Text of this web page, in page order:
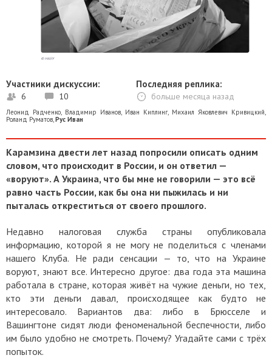
Участники дискуссии:
6 10
Последняя реплика:
больше месяца назад
Леонид Радченко Владимир Иванов Иван Киплинг, Михаил Яковлевич Кривицкий
Роланд Руматов Рус Иван
Карамзина двести лет назад попросили описать одним
словом, что происходит в России, и он ответил —
«воруют». А Украина, что бы мне не говорили — это всё
равно часть России, как бы она ни пыжилась и ни
пыталась откреститься от своего прошлого.
Недавно налоговая служба страны опубликовала
информацию, которой я не могу не поделиться с членами
нашего Клуба. Не ради сенсации — то, что на Украине
воруют, знают все. Интересно другое: два года эта машина
работала в стране, которая живёт на чужие деньги, но тех,
кто эти деньги давал, происходящее как будто не
интересовало. Вариантов два: либо в Брюсселе и
Вашингтоне сидят люди феноменальной беспечности, либо
им было удобно не смотреть. Почему? Угадайте сами с трёх
попыток.